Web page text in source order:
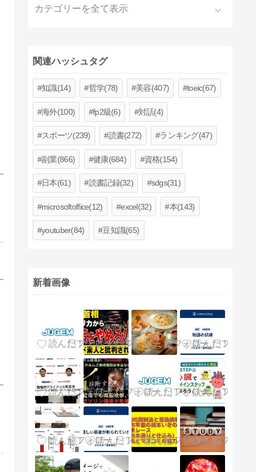
カテゴリーを全て表示
関連ハッシュタグ
知識(14) 哲学(78) 美容(407) toeic(67)
海外(100) fp2級(6) 対話(4)
スポーツ(239) 読書(272) ランキング(47)
副業(866) 健康(684) 資格(154)
日本(61) 読書記録(32) sdgs(31)
microsoftoffice(12) excel(32) 本(143)
youtuber(84) 豆知識(65)
新着画像